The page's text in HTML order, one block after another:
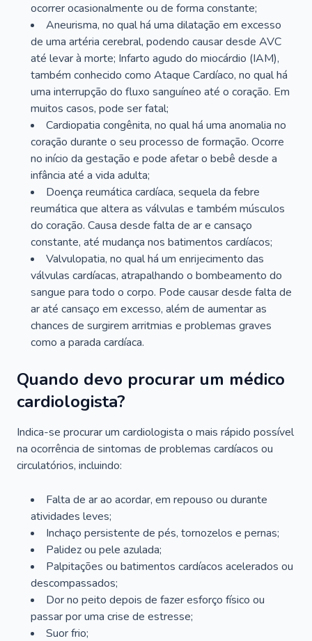
ocorrer ocasionalmente ou de forma constante;
Aneurisma, no qual há uma dilatação em excesso
de uma artéria cerebral, podendo causar desde AVC
até levar à morte; Infarto agudo do miocárdio (IAM),
também conhecido como Ataque Cardíaco, no qual há
uma interrupção do fluxo sanguíneo até o coração. Em
muitos casos, pode ser fatal;
Cardiopatia congênita, no qual há uma anomalia no
coração durante o seu processo de formação. Ocorre
no início da gestação e pode afetar o bebê desde a
infância até a vida adulta;
Doença reumática cardíaca, sequela da febre
reumática que altera as válvulas e também músculos
do coração. Causa desde falta de ar e cansaço
constante, até mudança nos batimentos cardíacos;
Valvulopatia, no qual há um enrijecimento das
válvulas cardíacas, atrapalhando o bombeamento do
sangue para todo o corpo. Pode causar desde falta de
ar até cansaço em excesso, além de aumentar as
chances de surgirem arritmias e problemas graves
como a parada cardíaca.
Quando devo procurar um médico
cardiologista?
Indica-se procurar um cardiologista o mais rápido possível
na ocorrência de sintomas de problemas cardíacos ou
circulatórios, incluindo:
Falta de ar ao acordar, em repouso ou durante
atividades leves;
Inchaço persistente de pés, tornozelos e pernas;
Palidez ou pele azulada;
Palpitações ou batimentos cardíacos acelerados ou
descompassados;
Dor no peito depois de fazer esforço físico ou
passar por uma crise de estresse;
Suor frio;